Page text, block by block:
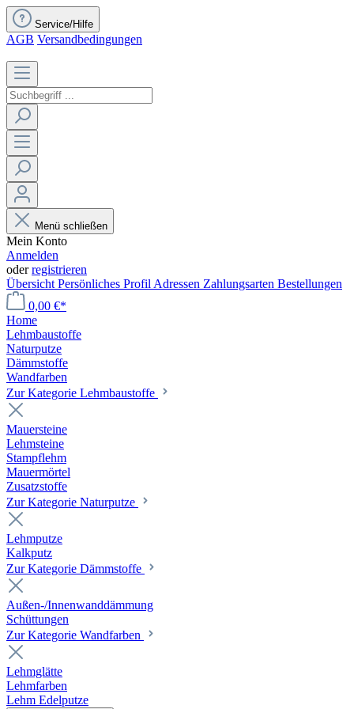
Service/Hilfe
AGB Versandbedingungen
Menü schließen
Mein Konto
Anmelden
oderregistrieren
Übersicht Persönliches Profil Adressen Zahlungsarten Bestellungen
0,00 €*
Home
Lehmbaustoffe
Naturputze
Dämmstoffe
Wandfarben
Zur Kategorie Lehmbaustoffe
Mauersteine
Lehmsteine
Stampflehm
Mauermörtel
Zusatzstoffe
Zur Kategorie Naturputze
Lehmputze
Kalkputz
Zur Kategorie Dämmstoffe
Außen-/Innenwanddämmung
Schüttungen
Zur Kategorie Wandfarben
Lehmglätte
Lehmfarben
Lehm Edelputze